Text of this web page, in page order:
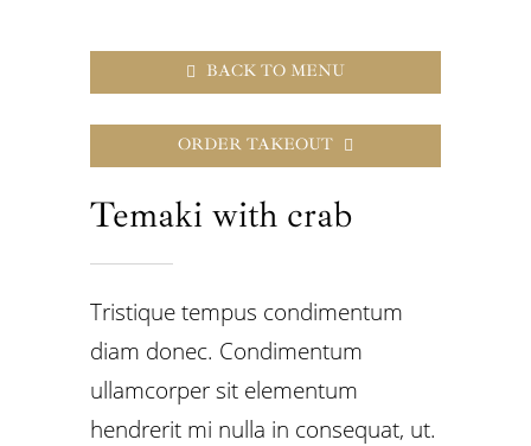
BACK TO MENU
ORDER TAKEOUT
Temaki with crab
Tristique tempus condimentum
diam donec. Condimentum
ullamcorper sit elementum
hendrerit mi nulla in consequat, ut.